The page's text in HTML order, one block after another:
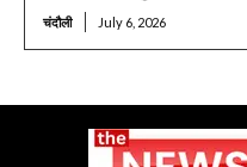
चंदौली July 6, 2026